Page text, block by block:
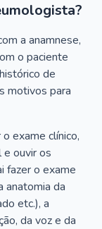
a anamnese,
o paciente
de
motivos para
exame clínico,
ouvir os
fazer o exame
anatomia da
etc.), a
da voz e da